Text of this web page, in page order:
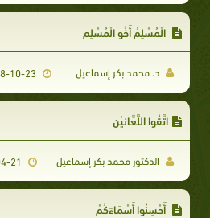
الْمُسْلِمُ أَخُو الْمُسْلِمِ
د. محمد بكر إسماعيل
اتَّقُوا اللَّعَّانَيْنِ
الدكتور محمد بكر إسماعيل
أَحْسِنُوا أَسْمَاءَكُمْ